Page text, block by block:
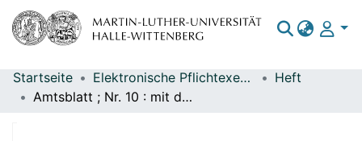
Bereiche & Sammlungen
Startseite Elektronische Pflichtexemplare
Heft
Amtsblatt ; Nr. 10 : mit den Ortsteilen Granschütz, Aupitz, Webau, Wählitz, Rössuln, Taucha, Zembschen, Keutschen, Werschen, Oberwerschen / Hrsg.: Stadt Hohenmölsen, Der Bürgermeister